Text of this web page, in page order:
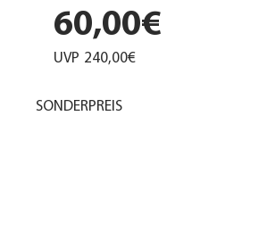
60,00€
UVP 240,00€
SONDERPREIS